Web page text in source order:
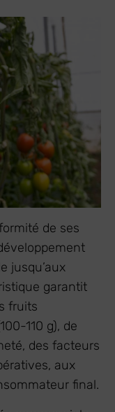
de ses
jusqu’aux
garantit
fruits
110 g), de
des facteurs
aux
final.